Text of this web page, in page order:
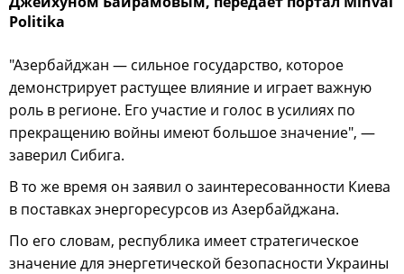
Politika
"Азербайджан — сильное государство, которое
демонстрирует растущее влияние и играет важную
роль в регионе. Его участие и голос в усилиях по
прекращению войны имеют большое значение", —
заверил Сибига.
В то же время он заявил о заинтересованности Киева
в поставках энергоресурсов из Азербайджана.
По его словам, республика имеет стратегическое
значение для энергетической безопасности Украины